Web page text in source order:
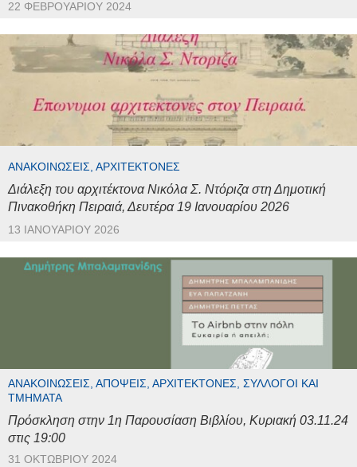
22 ΦΕΒΡΟΥΑΡΊΟΥ 2024
ΑΝΑΚΟΙΝΏΣΕΙΣ, ΑΡΧΙΤΈΚΤΟΝΕΣ
Διάλεξη του αρχιτέκτονα Νικόλα Σ. Ντόριζα στη Δημοτική
Πινακοθήκη Πειραιά, Δευτέρα 19 Ιανουαρίου 2026
13 ΙΑΝΟΥΑΡΊΟΥ 2026
ΑΝΑΚΟΙΝΏΣΕΙΣ, ΑΠΌΨΕΙΣ, ΑΡΧΙΤΈΚΤΟΝΕΣ, ΣΎΛΛΟΓΟΙ ΚΑΙ
ΤΜΉΜΑΤΑ
Πρόσκληση στην 1η Παρουσίαση Βιβλίου, Κυριακή 03.11.24
στις 19:00
31 ΟΚΤΩΒΡΊΟΥ 2024